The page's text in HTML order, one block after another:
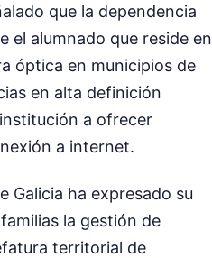
que la dependencia
el alumnado que reside en
óptica en municipios de
en alta definición
a ofrecer
a internet.
Galicia ha expresado su
la gestión de
territorial de